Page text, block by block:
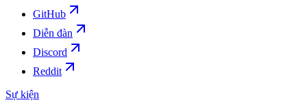
GitHub
Diễn đàn
Discord
Reddit
Sự kiện